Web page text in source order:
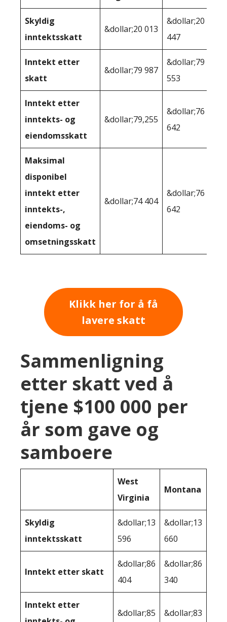
Skyldig
inntektsskatt
&dollar;20 013
&dollar;20
447
Inntekt etter
skatt
&dollar;79 987
&dollar;79
553
Inntekt etter
inntekts- og
eiendomsskatt
&dollar;79,255
&dollar;76
642
Maksimal
disponibel
inntekt etter
inntekts-,
eiendoms- og
omsetningsskatt
&dollar;74 404
&dollar;76
642
Klikk her for å få
lavere skatt
Sammenligning
etter skatt ved å
tjene $100 000 per
år som gave og
samboere
West
Virginia
Montana
Skyldig
inntektsskatt
&dollar;13
596
&dollar;13
660
Inntekt etter skatt
&dollar;86
404
&dollar;86
340
Inntekt etter
&dollar;85 &dollar;83